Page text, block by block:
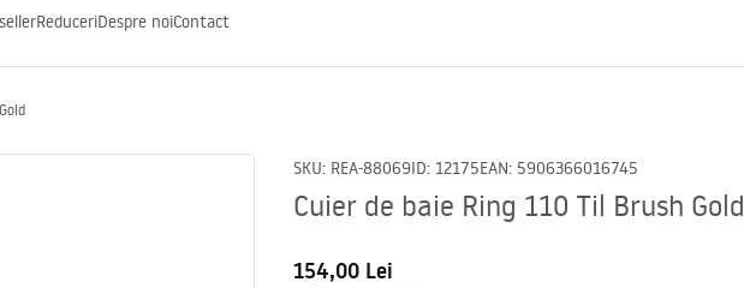
ReduceriDespre noiContact
SKU: REA-88069ID: 12175EAN: 5906366016745
Cuier de baie Ring 110 Til Brush Gold
154,00 Lei